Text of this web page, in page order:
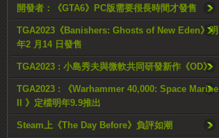
開發者：《GTA6》PC版需要很長時間才發售
TGA2023《Banishers: Ghosts of New Eden》明
年2 月14 日發售
TGA2023 : 小島秀夫與微軟共同研發新作《OD》
TGA2023 : 《Warhammer 40,000: Space Marine
II 》定檔明年9.9推出
Steam上《The Day Before》負評如潮